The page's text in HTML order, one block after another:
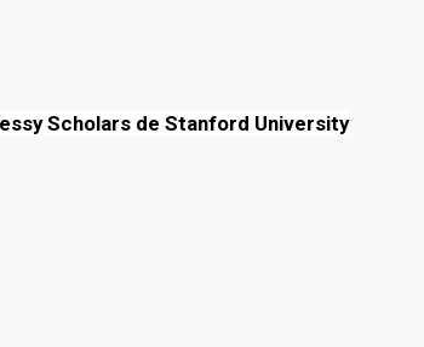
Scholars de Stanford University